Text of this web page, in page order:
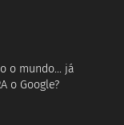
o mundo… já
o Google?